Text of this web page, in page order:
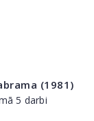
(1981)
5 darbi